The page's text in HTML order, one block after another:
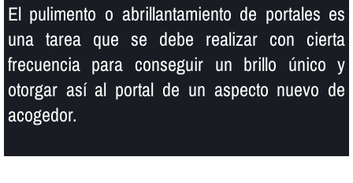
El pulimento o abrillantamiento de portales es
una tarea que se debe realizar con cierta
frecuencia para conseguir un brillo único y
otorgar así­ al portal de un aspecto nuevo de
acogedor.